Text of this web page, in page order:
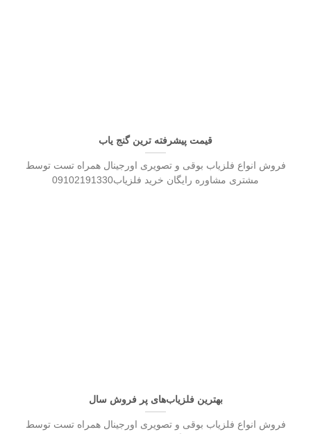
قیمت پیشرفته ترین گنج یاب
فروش انواع فلزیاب بوقی و تصویری اورجینال همراه تست توسط
مشتری مشاوره رایگان خرید فلزیاب09102191330
بهترین فلزیاب‌های پر فروش سال
فروش انواع فلزیاب بوقی و تصویری اورجینال همراه تست توسط